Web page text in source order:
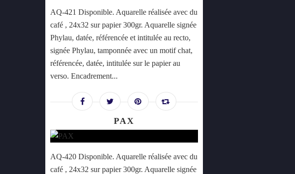
AQ-421 Disponible. Aquarelle réalisée avec du
café , 24x32 sur papier 300gr. Aquarelle signée
Phylau, datée, référencée et intitulée au recto,
signée Phylau, tamponnée avec un motif chat,
référencée, datée, intitulée sur le papier au
verso. Encadrement...
PAX
AQ-420 Disponible. Aquarelle réalisée avec du
café , 24x32 sur papier 300gr. Aquarelle signée